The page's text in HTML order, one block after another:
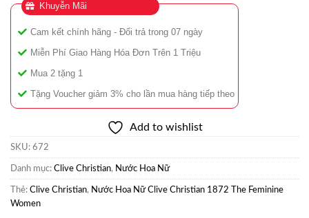
Khuyễn Mãi
Cam kết chính hãng - Đổi trả trong 07 ngày
Miễn Phí Giao Hàng Hóa Đơn Trên 1 Triệu
Mua 2 tặng 1
Tặng Voucher giảm 3% cho lần mua hàng tiếp theo
Add to wishlist
SKU: 672
Danh mục: Clive Christian, Nước Hoa Nữ
Thẻ: Clive Christian, Nước Hoa Nữ Clive Christian 1872 The Feminine
Women